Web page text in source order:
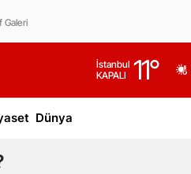
Galeri
İstanbul
KAPALI
11°
Dünya